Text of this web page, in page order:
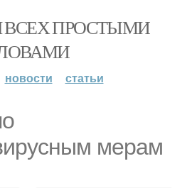
ВСЕХ ПРОСТЫМИ
новости статьи
мерам